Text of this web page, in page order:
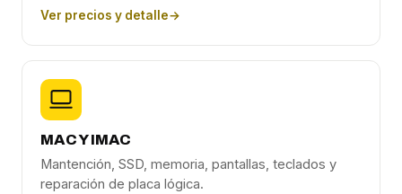
Ver precios y detalle→
MAC Y IMAC
Mantención, SSD, memoria, pantallas, teclados y
reparación de placa lógica.